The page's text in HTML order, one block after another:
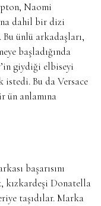
Naomi
dahil bir dizi
ünlü arkadaşları,
başladığında
giydiği elbiseyi
istedi. Bu da Versace
ün anlamına
başarısını
kızkardeşi Donatella
taşıdılar. Marka